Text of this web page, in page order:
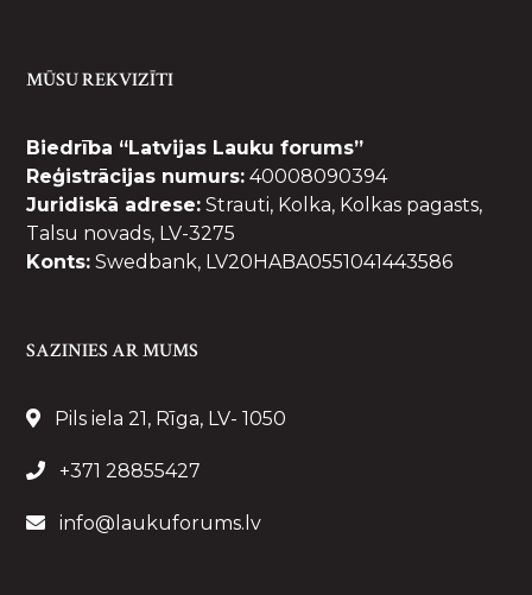
MŪSU REKVIZĪTI
Biedrība “Latvijas Lauku forums”
Reģistrācijas numurs: 40008090394
Juridiskā adrese: Strauti, Kolka, Kolkas pagasts,
Talsu novads, LV-3275
Konts: Swedbank, LV20HABA0551041443586
SAZINIES AR MUMS
Pils iela 21, Rīga, LV- 1050
+371 28855427
info@laukuforums.lv